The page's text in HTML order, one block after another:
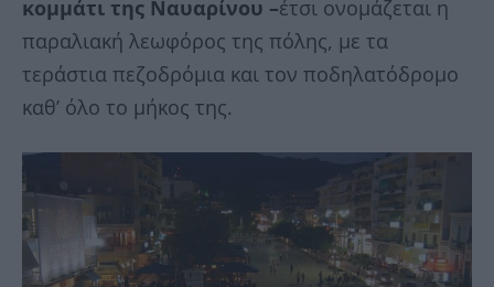
κομμάτι της Ναυαρίνου –έτσι ονομάζεται η
παραλιακή λεωφόρος της πόλης, με τα
τεράστια πεζοδρόμια και τον ποδηλατόδρομο
καθ’ όλο το μήκος της.